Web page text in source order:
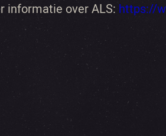
informatie over ALS: https://